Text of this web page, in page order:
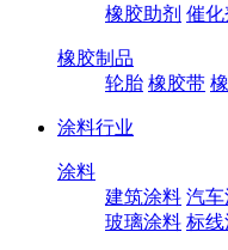
橡胶助剂 催化
橡胶制品
轮胎 橡胶带
涂料行业
涂料
建筑涂料 汽
玻璃涂料 标